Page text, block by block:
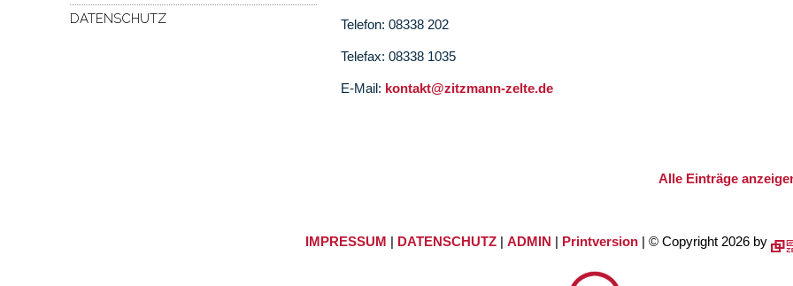
DATENSCHUTZ
Telefon: 08338 202
Telefax: 08338 1035
E-Mail: kontakt@zitzmann-zelte.de
Alle Einträge
IMPRESSUM | DATENSCHUTZ| ADMIN | Printversion| © Copyright 2026 by